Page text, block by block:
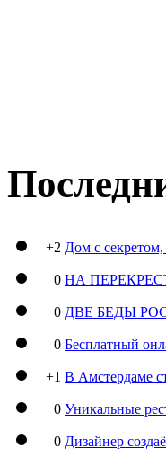
+2 Дом с
0 НА
0 ДВЕ БЕДЫ
0 Бесплатный
+1 В Амстердаме
0 Уникальные
0 Дизайнер